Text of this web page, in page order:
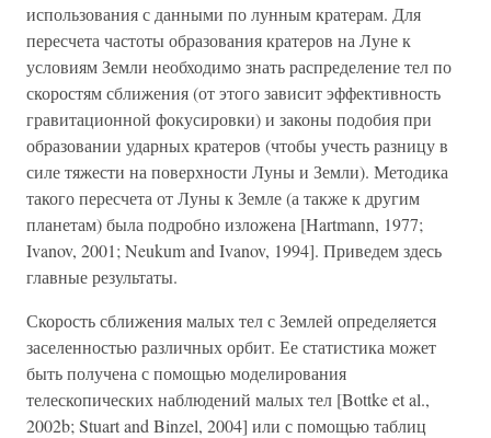
использования с данными по лунным кратерам. Для
пересчета частоты образования кратеров на Луне к
условиям Земли необходимо знать распределение тел по
скоростям сближения (от этого зависит эффективность
гравитационной фокусировки) и законы подобия при
образовании ударных кратеров (чтобы учесть разницу в
силе тяжести на поверхности Луны и Земли). Методика
такого пересчета от Луны к Земле (а также к другим
планетам) была подробно изложена [Hartmann, 1977;
Ivanov, 2001; Neukum and Ivanov, 1994]. Приведем здесь
главные результаты.
Скорость сближения малых тел с Землей определяется
заселенностью различных орбит. Ее статистика может
быть получена с помощью моделирования
телескопических наблюдений малых тел [Bottke et al.,
2002b; Stuart and Binzel, 2004] или с помощью таблиц